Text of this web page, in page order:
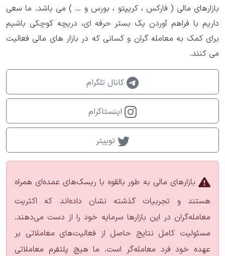
بازارهای مالی ( فارکس ، کریپتو ، بورس و ... ) می باشد. ما سعی
داریم با فراهم آوردن یک بستر حرفه ای، دریچه کوچکی باشیم
برای کمک به معامله گران و کسانی که در بازار های مالی فعالیت
می کنند.
کانال تلگرام
اینستاگرام
توییتر
بازارهای مالی به طور بالقوه با ریسک‌های عمده‌ای همراه
هستند و تجربیات گذشته نشان داده‌اند که اکثریت
معامله‌گران در این بازارها سرمایه خود را از دست می‌دهند.
مسئولیت کامل نتایج حاصل از فعالیت‌های معاملاتی بر
عهده خود فرد معامله‌گر است. ما هیچ پلتفرم معاملاتی